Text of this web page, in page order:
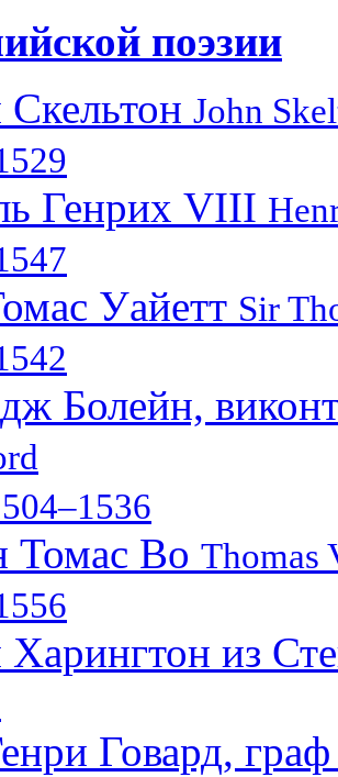
поэзии
John
Генрих VIII
Уайетт Sir
Болейн,
Томас Во Thomas
из
Говард,